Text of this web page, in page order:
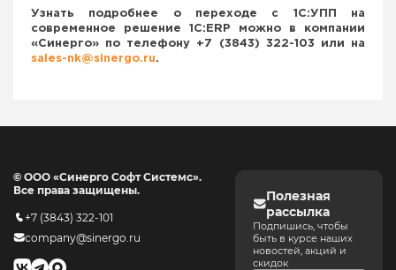
Узнать подробнее о переходе с 1С:УПП на
современное решение 1С: ERP
можно в компании
«Синерго» по телефону +7 (3843) 322-103 или на
sales-nk@sinergo.ru.
© ООО «Синерго Софт Системс».
Все права защищены.
+7 (3843) 322-101
company@sinergo.ru
Полезная
рассылка
Подпишись, чтобы
быть в курсе наших
новостей, акций и
скидок